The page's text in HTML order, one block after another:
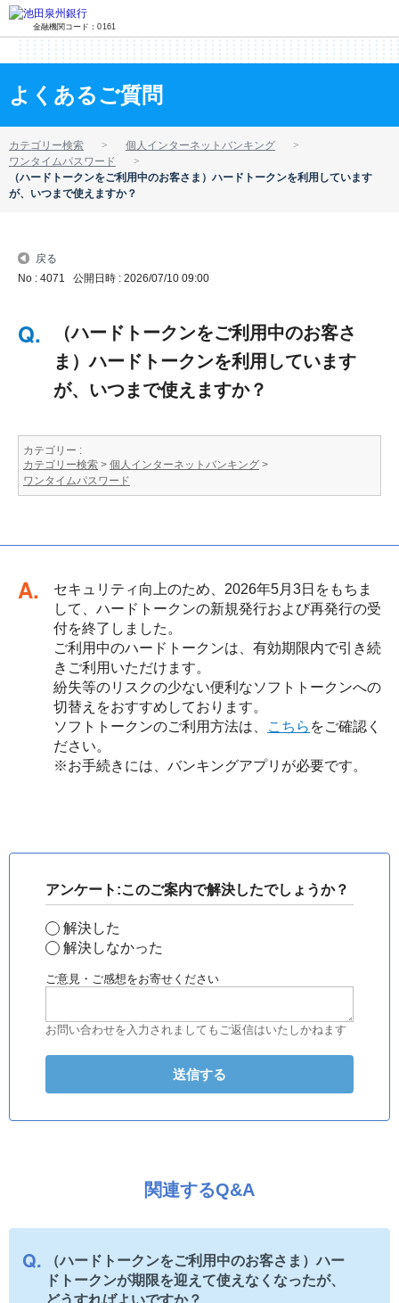
金融機関コード：0161
よくあるご質問
カテゴリー検索
個人インターネットバンキング
ワンタイムパスワード
（ハードトークンをご利用中のお客さま）ハードトークンを利用しています
が、いつまで使えますか？
戻る
No : 4071 公開日時 : 2026/07/10 09:00
（ハードトークンをご利用中のお客さ
ま）ハードトークンを利用しています
が、いつまで使えますか？
カテゴリー :
カテゴリー検索 > 個人インターネットバンキング >
ワンタイムパスワード
回答
セキュリティ向上のため、2026年5月3日をもちま
して、ハードトークンの新規発行および再発行の受
付を終了しました。
ご利用中のハードトークンは、有効期限内で引き続
きご利用いただけます。
紛失等のリスクの少ない便利なソフトトークンへの
切替えをおすすめしております。
ソフトトークンのご利用方法は、
こちら をご確認く
ださい。
※お手続きには、バンキングアプリが必要です。
アンケート:このご案内で解決したでしょうか？
解決した
解決しなかった
ご意見・ご感想をお寄せください
お問い合わせを入力されましてもご返信はいたしかねます
関連するQ&A
（ハードトークンをご利用中のお客さま）ハー
ドトークンが期限を迎えて使えなくなったが、